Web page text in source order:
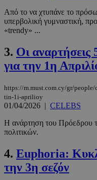
Από το να χτυπάνε το
υπερβολική γυμναστική,
«trendy» ...
3. Οι αναρτήσεις
για την 1η
https://m.must.com.cy/gr/
tin-1i-aprilioy
01/04/2026 | CELEBS
Η ανάρτηση του Πρόεδρου
πολιτικών.
4. Euphoria:
την 3η σεζόν